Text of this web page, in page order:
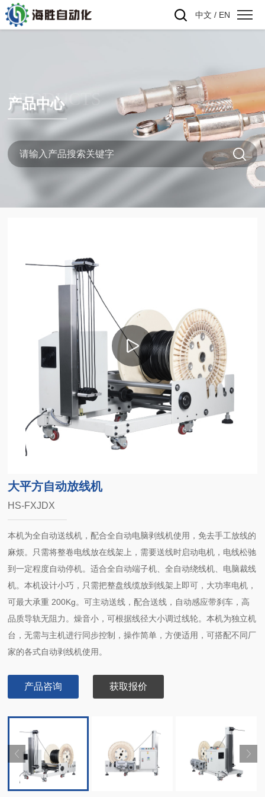
中文 / EN
PRODUCTS
产品中心
大平方自动放线机
HS-FXJDX
本机为全自动送线机，配合全自动电脑剥线机使用，免去手工放线的
麻烦。只需将整卷电线放在线架上，需要送线时启动电机，电线松驰
到一定程度自动停机。适合全自动端子机、全自动绕线机、电脑裁线
机。本机设计小巧，只需把整盘线缆放到线架上即可，大功率电机，
可最大承重 200Kg。可主动送线，配合送线，自动感应带刹车，高
品质导轨无阻力。燥音小，可根据线径大小调过线轮。本机为独立机
台，无需与主机进行同步控制，操作简单，方便适用，可搭配不同厂
家的各式自动剥线机使用。
产品咨询 获取报价